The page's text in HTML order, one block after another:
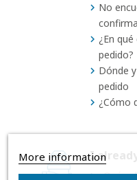
No
¿En
pedido?
Dónde
pedido
¿Cómo
I
¿Qué
More information